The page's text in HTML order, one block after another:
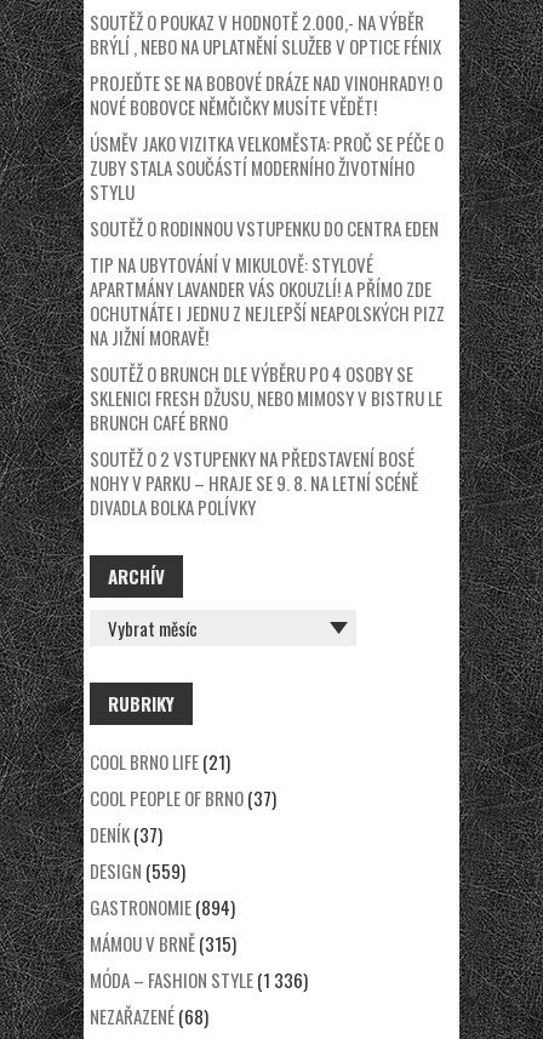
SOUTĚŽ O POUKAZ V HODNOTĚ 2.000,- NA VÝBĚR
BRÝLÍ , NEBO NA UPLATNĚNÍ SLUŽEB V OPTICE FÉNIX
PROJEĎTE SE NA BOBOVÉ DRÁZE NAD VINOHRADY! O
NOVÉ BOBOVCE NĚMČIČKY MUSÍTE VĚDĚT!
ÚSMĚV JAKO VIZITKA VELKOMĚSTA: PROČ SE PÉČE O
ZUBY STALA SOUČÁSTÍ MODERNÍHO ŽIVOTNÍHO
STYLU
SOUTĚŽ O RODINNOU VSTUPENKU DO CENTRA EDEN
TIP NA UBYTOVÁNÍ V MIKULOVĚ: STYLOVÉ
APARTMÁNY LAVANDER VÁS OKOUZLÍ! A PŘÍMO ZDE
OCHUTNÁTE I JEDNU Z NEJLEPŠÍ NEAPOLSKÝCH PIZZ
NA JIŽNÍ MORAVĚ!
SOUTĚŽ O BRUNCH DLE VÝBĚRU PO 4 OSOBY SE
SKLENICI FRESH DŽUSU, NEBO MIMOSY V BISTRU LE
BRUNCH CAFÉ BRNO
SOUTĚŽ O 2 VSTUPENKY NA PŘEDSTAVENÍ BOSÉ
NOHY V PARKU – HRAJE SE 9. 8. NA LETNÍ SCÉNĚ
DIVADLA BOLKA POLÍVKY
ARCHÍV
ARCHÍV
RUBRIKY
COOL BRNO LIFE(21)
COOL PEOPLE OF BRNO(37)
DENÍK(37)
DESIGN (559)
GASTRONOMIE(894)
MÁMOU V BRNĚ(315)
MÓDA – FASHION STYLE(1 336)
NEZAŘAZENÉ(68)